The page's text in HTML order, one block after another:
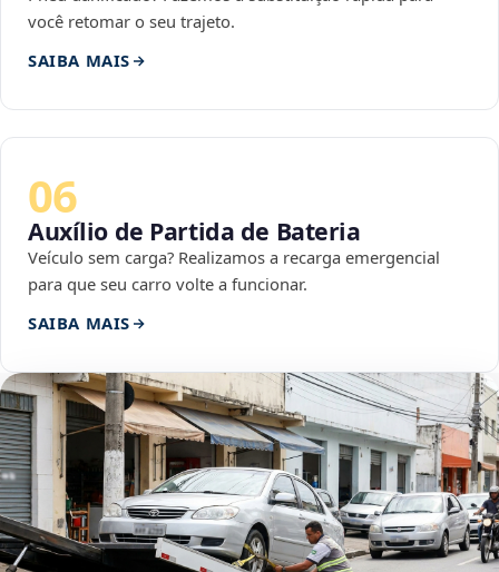
você retomar o seu trajeto.
SAIBA MAIS
06
Auxílio de Partida de Bateria
Veículo sem carga? Realizamos a recarga emergencial
para que seu carro volte a funcionar.
SAIBA MAIS